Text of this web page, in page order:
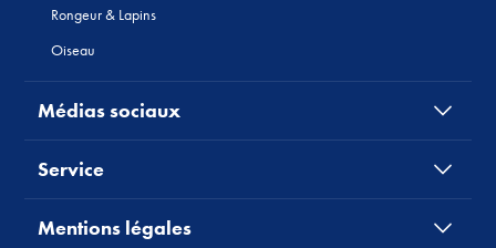
Rongeur & Lapins
Oiseau
Médias sociaux
Service
Mentions légales